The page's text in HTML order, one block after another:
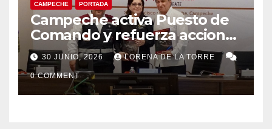
CAMPECHE PORTADA
Campeche activa Puesto de
Comando y refuerza acciones
de Protección Civil ante
riesgos hidrometeorológicos
30 JUNIO, 2026 LORENA DE LA TORRE
0 COMMENT